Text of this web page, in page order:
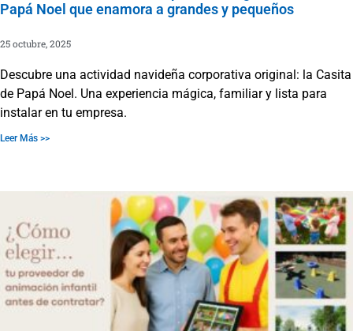
Papá Noel que enamora a grandes y pequeños
25 octubre, 2025
Descubre una actividad navideña corporativa original: la Casita
de Papá Noel. Una experiencia mágica, familiar y lista para
instalar en tu empresa.
Leer Más >>